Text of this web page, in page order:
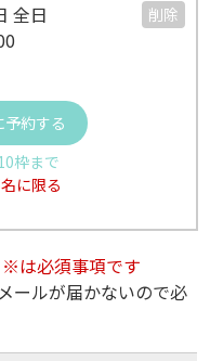
全日
削除
約する
枠まで
に限る
※は必須事項です
ールが届かないので必